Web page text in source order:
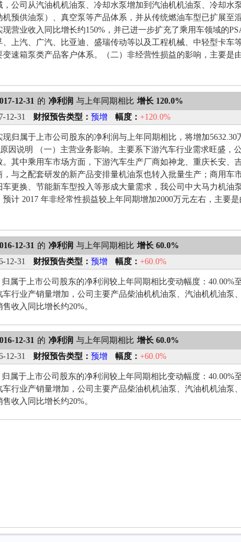
，公司从汽油机机油泵、冷却水泵增加到汽油机机油泵、冷却水
预供油泵）、真空泵等产品体系，并从传统燃油车型已扩展至
营业收入同比增长约150%，并已进一步扩充了乘用车领域的
、上汽、广汽、比亚迪、盛瑞传动等以及工程机械、中轻型卡车
速箱泵类产品客户体系。（二）非经营性损益的影响，主要是
12-31 的 净利润 与上年同期相比 增长 120.0%
12-31 财报预告类型： 预增 幅度： +120.0%
现归属于上市公司股东的净利润与上年同期相比，将增加5632.30
因说明 （一）主营业务影响。主要系下游汽车行业需求旺盛，
。其中乘用车市场方面，下游汽车生产厂商如神龙、重庆长安、
，与之配套研发的新产品变排量机油泵也转入批量生产；商用车
车更换、节能新车型投入等形成大量需求，我公司中大马力机油
计 2017 年非经常性损益较上年同期增加2000万元左右，主要
12-31 的 净利润 与上年同期相比 增长 60.0%
12-31 财报预告类型： 预增 幅度： +60.0%
归属于上市公司股东的净利润较上年同期相比变动幅度：40.00%
车行业产销量增加，公司主要产品柴油机机油泵、汽油机机油泵
收入同比增长约20%。
12-31 的 净利润 与上年同期相比 增长 60.0%
12-31 财报预告类型： 预增 幅度： +60.0%
归属于上市公司股东的净利润较上年同期相比变动幅度：40.00%
车行业产销量增加，公司主要产品柴油机机油泵、汽油机机油泵
收入同比增长约20%。